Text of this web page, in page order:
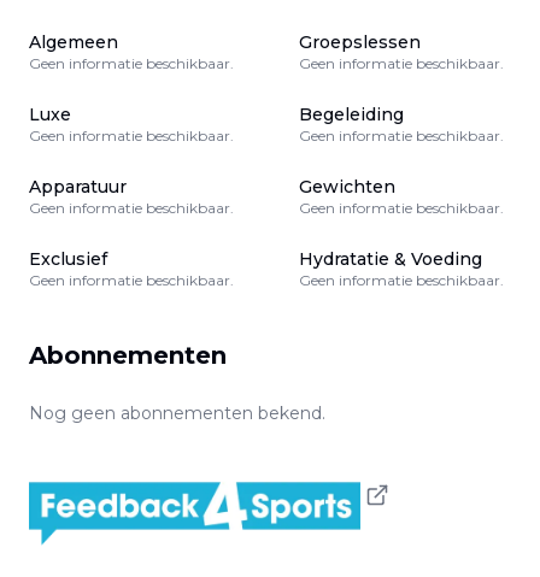
Algemeen
Geen informatie beschikbaar.
Groepslessen
Geen informatie beschikbaar.
Luxe
Geen informatie beschikbaar.
Begeleiding
Geen informatie beschikbaar.
Apparatuur
Geen informatie beschikbaar.
Gewichten
Geen informatie beschikbaar.
Exclusief
Geen informatie beschikbaar.
Hydratatie & Voeding
Geen informatie beschikbaar.
Abonnementen
Nog geen abonnementen bekend.